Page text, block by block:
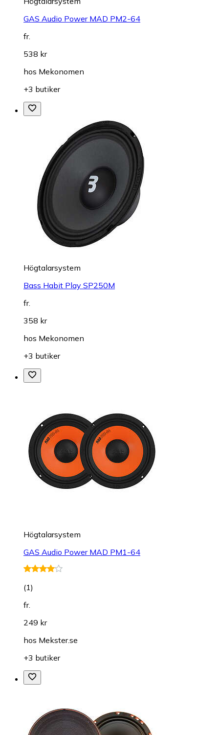
GAS Audio Power MAD PM2-64
fr.
538 kr
hos Mekonomen
+3 butiker
Högtalarsystem
Bass Habit Play SP250M
fr.
358 kr
hos Mekonomen
+3 butiker
Högtalarsystem
GAS Audio Power MAD PM1-64
(1)
fr.
249 kr
hos Mekster.se
+3 butiker